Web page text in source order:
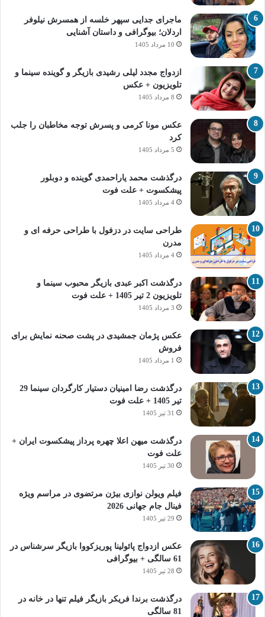
ماجرای جدایی سپهر خلسه از همسرش نیلوفر
اردلان؛ بیوگرافی و داستان آشنایی
10 مرداد 1405
ازدواج مجدد لیلی رشیدی بازیگر و گوینده سینما و
تلویزیون + عکس
8 مرداد 1405
عکس مونا کرمی و پسرش توجه مخاطبان را جلب
کرد
5 مرداد 1405
درگذشت محمد یاراحمدی گوینده و دوبلور
پیشکسوت + علت فوت
4 مرداد 1405
طراحی سایت در دزفول با طراحی حرفه‌ ای و
مدرن
4 مرداد 1405
درگذشت اکبر عبدی بازیگر محبوب سینما و
تلویزیون 2 تیر 1405 + علت فوت
3 مرداد 1405
عکس پژمان جمشیدی در پشت صحنه نمایش برای
فروش
1 مرداد 1405
درگذشت رضا امینیان دستیار کارگردان سینما 29
تیر 1405 + علت فوت
31 تیر 1405
درگذشت میهن اعلا چهره پرداز پیشکسوت ایران +
علت فوت
30 تیر 1405
فیلم ویولن نوازی بیژن مرتضوی در مراسم ویژه
فینال جام جهانی 2026
29 تیر 1405
عکس ازدواج پائولینا پوریزکووا بازیگر سرشناس در
61 سالگی + بیوگرافی
28 تیر 1405
درگذشت برندا فریکر بازیگر فیلم تنها در خانه در
81 سالگی